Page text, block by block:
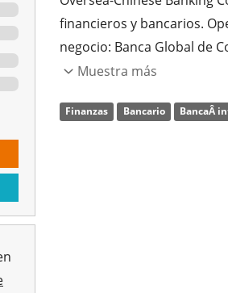
financieros y bancarios.
negocio: Banca Global de
Tesorería y Mercados
plazo fijo, ahorros,
Muestra más
Finanzas Bancario BancaÂ